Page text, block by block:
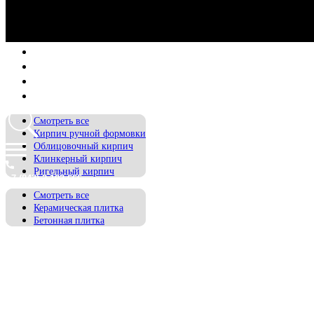
Смотреть все
Кирпич ручной формовки
Облицовочный кирпич
Клинкерный кирпич
Ригельный кирпич
Смотреть все
Керамическая плитка
Бетонная плитка
+7 (843) 2-102-666